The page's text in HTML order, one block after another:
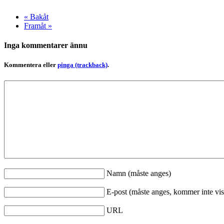
« Bakåt
Framåt »
Inga kommentarer ännu
Kommentera eller pinga (trackback).
Namn (måste anges)
E-post (måste anges, kommer inte
URL